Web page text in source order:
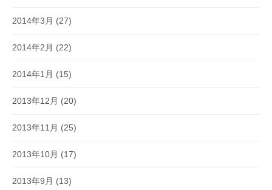
2014年3月 (27)
2014年2月 (22)
2014年1月 (15)
2013年12月 (20)
2013年11月 (25)
2013年10月 (17)
2013年9月 (13)